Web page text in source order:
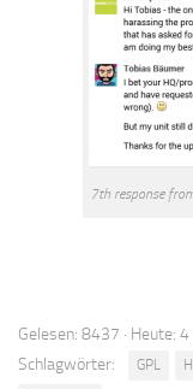
7th response
Gelesen: 8437 · Heute:
Schlagwörter:
GPL